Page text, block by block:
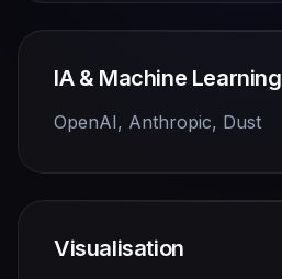
IA & Machine Learning
OpenAI, Anthropic, Dust
Visualisation